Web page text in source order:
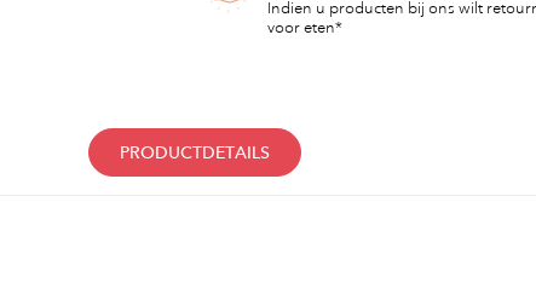
Indien u producten bij ons wilt
voor eten*
PRODUCTDETAILS